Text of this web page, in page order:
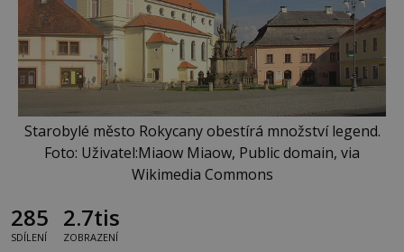
Starobylé město Rokycany obestírá množství legend.
Foto: Uživatel:Miaow Miaow, Public domain, via
Wikimedia Commons
285
SDÍLENÍ
2.7tis
ZOBRAZENÍ